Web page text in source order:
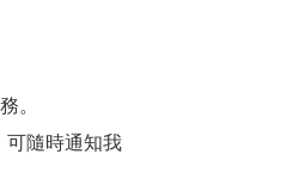
。
可隨時通知我